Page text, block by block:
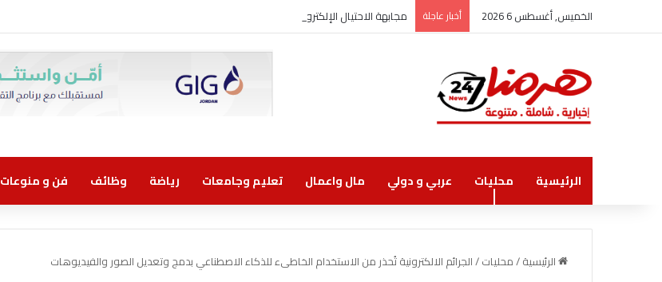
الخميس, أغسطس 6 2026 أخبار عاجلة مجابهة الاحتيال الإلكتروني مسؤولية مشتركة
الرئيسية محليات عربي و دولي مال واعمال تعليم وجامعات رياضة وظائف فن و منوعات
الرئيسية/محليات/الجرائم الالكترونية تُحذر من الاستخدام الخاطىء للذكاء الاصطناعي بدمج وتعديل الصور والفيديوهات